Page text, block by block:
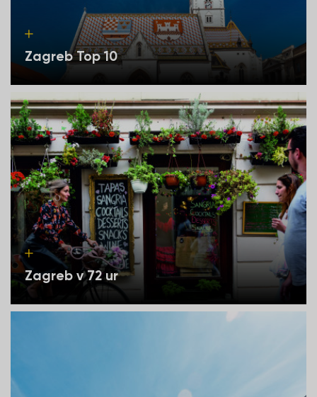
Zagreb Top 10
Zagreb v 72 ur